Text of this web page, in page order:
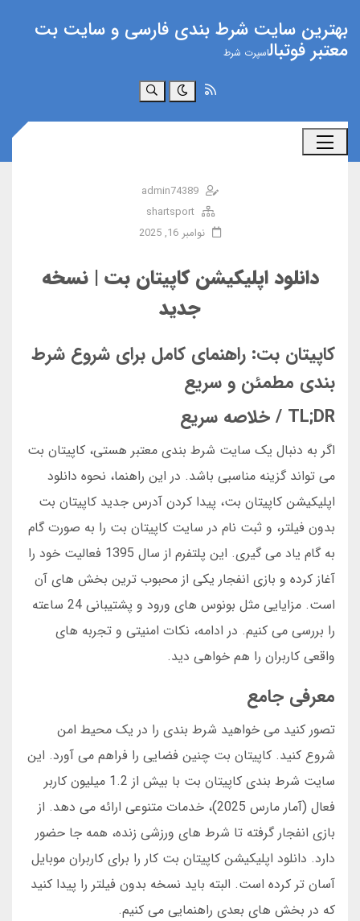
بهترین سایت شرط بندی فارسی و سایت بت
معتبر فوتبالاسپرت شرط
جستجو
admin74389
shartsport
نوامبر 16, 2025
دانلود اپلیکیشن کاپیتان بت | نسخه
جدید
کاپیتان بت: راهنمای کامل برای شروع شرط
بندی مطمئن و سریع
TL;DR / خلاصه سریع
اگر به دنبال یک سایت شرط بندی معتبر هستی، کاپیتان بت
می تواند گزینه مناسبی باشد. در این راهنما، نحوه دانلود
اپلیکیشن کاپیتان بت، پیدا کردن آدرس جدید کاپیتان بت
بدون فیلتر، و ثبت نام در سایت کاپیتان بت را به صورت گام
به گام یاد می گیری. این پلتفرم از سال 1395 فعالیت خود را
آغاز کرده و بازی انفجار یکی از محبوب ترین بخش های آن
است. مزایایی مثل بونوس های ورود و پشتیبانی 24 ساعته
را بررسی می کنیم. در ادامه، نکات امنیتی و تجربه های
واقعی کاربران را هم خواهی دید.
معرفی جامع
تصور کنید می خواهید شرط بندی را در یک محیط امن
شروع کنید. کاپیتان بت چنین فضایی را فراهم می آورد. این
سایت شرط بندی کاپیتان بت با بیش از 1.2 میلیون کاربر
فعال (آمار مارس 2025)، خدمات متنوعی ارائه می دهد. از
بازی انفجار گرفته تا شرط های ورزشی زنده، همه جا حضور
دارد. دانلود اپلیکیشن کاپیتان بت کار را برای کاربران موبایل
آسان تر کرده است. البته باید نسخه بدون فیلتر را پیدا کنید
که در بخش های بعدی راهنمایی می کنیم.